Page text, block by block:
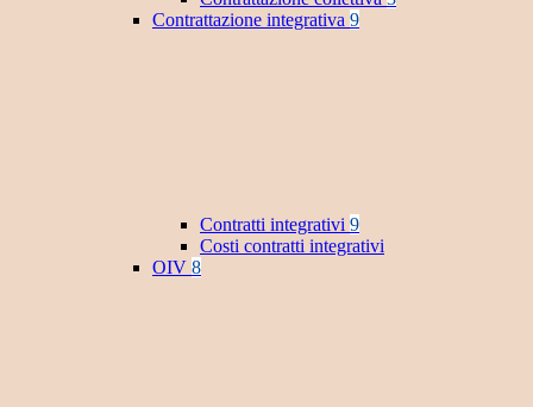
Contrattazione integrativa 9
Contratti integrativi 9
Costi contratti integrativi
OIV 8